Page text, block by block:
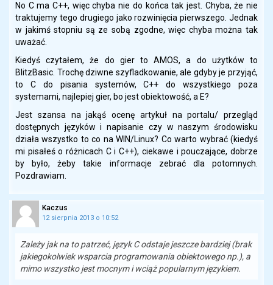
No C ma C++, więc chyba nie do końca tak jest. Chyba, że nie
traktujemy tego drugiego jako rozwinięcia pierwszego. Jednak
w jakimś stopniu są ze sobą zgodne, więc chyba można tak
uważać.
Kiedyś czytałem, że do gier to AMOS, a do użytków to
BlitzBasic. Trochę dziwne szyfladkowanie, ale gdyby je przyjąć,
to C do pisania systemów, C++ do wszystkiego poza
systemami, najlepiej gier, bo jest obiektowość, a E?
Jest szansa na jakąś ocenę artykuł na portalu/ przegląd
dostępnych języków i napisanie czy w naszym środowisku
działa wszystko to co na WIN/Linux? Co warto wybrać (kiedyś
mi pisałeś o różnicach C i C++), ciekawe i pouczające, dobrze
by było, żeby takie informacje zebrać dla potomnych.
Pozdrawiam.
Kaczus
12 sierpnia 2013 o 10:52
Zależy jak na to patrzeć, język C odstaje jeszcze bardziej (brak
jakiegokolwiek wsparcia programowania obiektowego np.), a
mimo wszystko jest mocnym i wciąż popularnym językiem.